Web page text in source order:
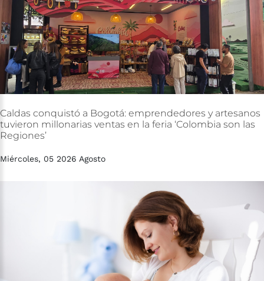
Caldas conquistó a Bogotá: emprendedores y artesanos
tuvieron millonarias ventas en la feria ‘Colombia son las
Regiones’
Miércoles, 05 2026 Agosto